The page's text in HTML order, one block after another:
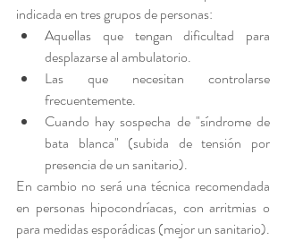
indicada en tres grupos de personas:
Aquellas que tengan dificultad para
desplazarse al ambulatorio.
Las que necesitan controlarse
frecuentemente.
Cuando hay sospecha de "síndrome de
bata blanca" (subida de tensión por
presencia de un sanitario).
En cambio no será una técnica recomendada
en personas hipocondríacas, con arritmias o
para medidas esporádicas (mejor un sanitario).